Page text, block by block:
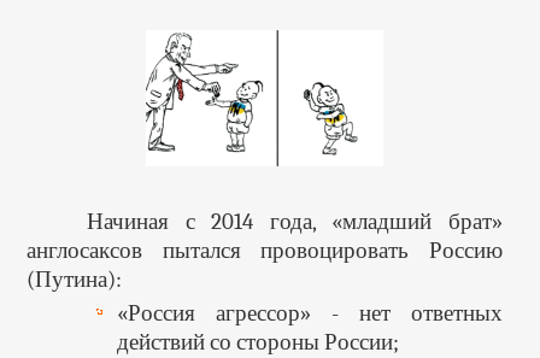
Начиная с 2014 года, «младший брат»
англосаксов пытался провоцировать Россию
(Путина):
«Россия агрессор» - нет ответных
действий со стороны России;